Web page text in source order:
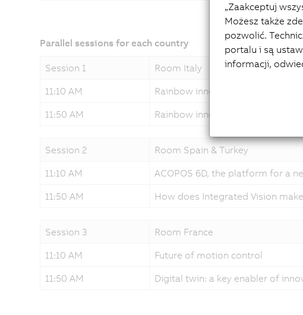
Parallel sessions for each country
Session 1
Room Italy
11:10 AM
Rainbow innovations - hardware
11:50 AM
Rainbow innovations - software
Session 2
Room Spain & Turkey
11:10 AM
ACOPOS 6D, the platform for a
11:50 AM
How does Integrated Vision
Session 3
Room France
11:10 AM
Future of motion control
11:50 AM
Digital twin: a key enabler of
„Zaakceptuj
Możesz także
pozwolić.
portalu i są
informacji,